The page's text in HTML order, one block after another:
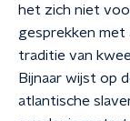
het zich niet
gesprekken met
traditie van
Bijnaar wijst op
atlantische